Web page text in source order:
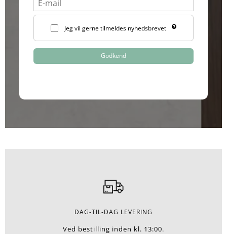
Jeg vil gerne tilmeldes nyhedsbrevet
Godkend
DAG-TIL-DAG LEVERING
Ved bestilling inden kl. 13:00.